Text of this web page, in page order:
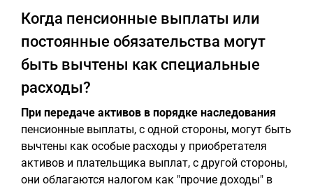
Когда пенсионные выплаты или
постоянные обязательства могут
быть вычтены как специальные
расходы?
При передаче активов в порядке наследования
пенсионные выплаты, с одной стороны, могут быть
вычтены как особые расходы у приобретателя
активов и плательщика выплат, с другой стороны,
они облагаются налогом как "прочие доходы" в